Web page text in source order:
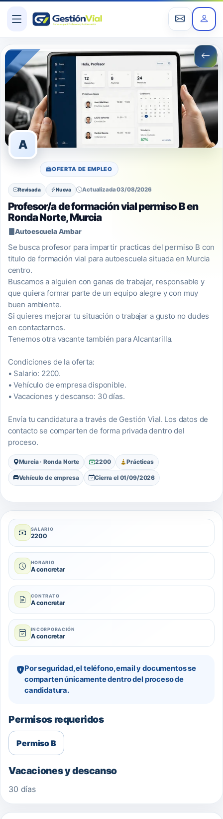
A
OFERTA DE EMPLEO
Revisada Nueva Actualizada 03/08/2026
Profesor/a de formación vial permiso B en
Ronda Norte, Murcia
Autoescuela Ambar
Se busca profesor para impartir practicas del permiso B con
titulo de formación vial para autoescuela situada en Murcia
centro.
Buscamos a alguien con ganas de trabajar, responsable y
que quiera formar parte de un equipo alegre y con muy
buen ambiente.
Si quieres mejorar tu situación o trabajar a gusto no dudes
en contactarnos.
Tenemos otra vacante también para Alcantarilla.
Condiciones de la oferta:
• Salario: 2200.
• Vehículo de empresa disponible.
• Vacaciones y descanso: 30 días.
Envía tu candidatura a través de Gestión Vial. Los datos de
contacto se comparten de forma privada dentro del
proceso.
Murcia · Ronda Norte 2200 Prácticas
Vehículo de empresa Cierra el 01/09/2026
SALARIO
2200
HORARIO
A concretar
CONTRATO
A concretar
INCORPORACIÓN
A concretar
Por seguridad, el teléfono, email y documentos se
comparten únicamente dentro del proceso de
candidatura.
Permisos requeridos
Permiso B
Vacaciones y descanso
30 días